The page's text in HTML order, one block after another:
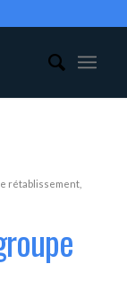
rétablissement,